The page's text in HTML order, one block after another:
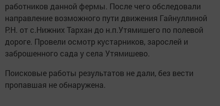
работников данной фермы. После чего обследовали
направление возможного пути движения Гайнуллиной
Р.Н. от с.Нижних Тархан до н.п.Утямишего по полевой
дороге. Провели осмотр кустарников, зарослей и
заброшенного сада у села Утямишево.
Поисковые работы результатов не дали, без вести
пропавшая не обнаружена.